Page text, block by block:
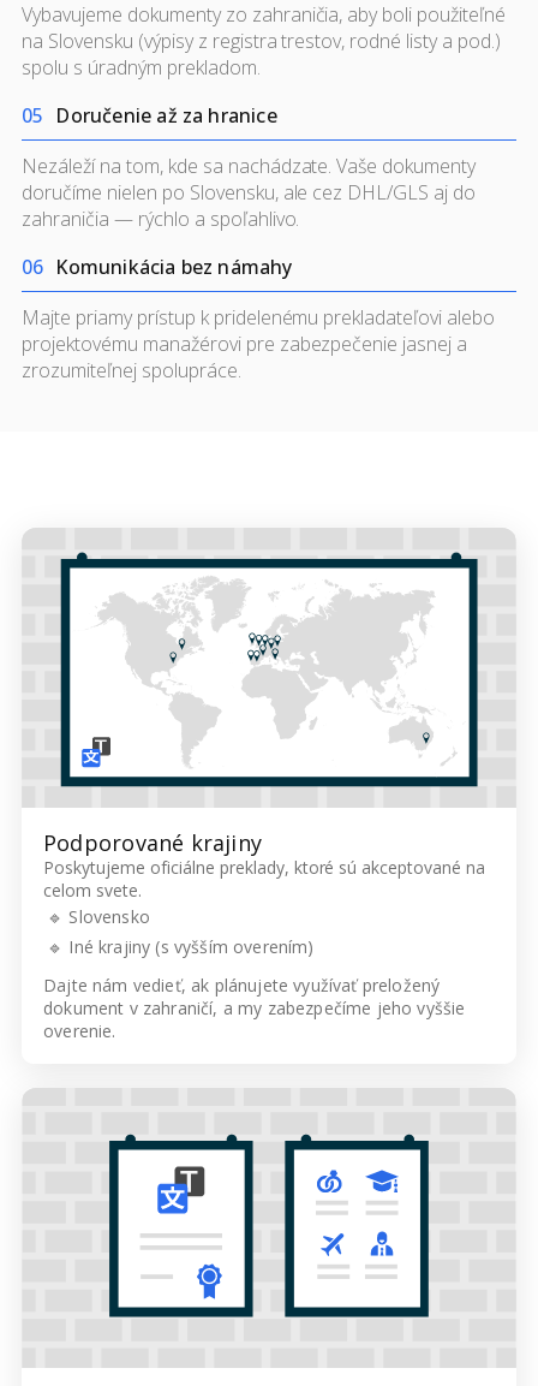
Vybavujeme dokumenty zo zahraničia, aby boli použiteľné
na Slovensku (výpisy z registra trestov, rodné listy a pod.)
spolu s úradným prekladom.
05 Doručenie až za hranice
Nezáleží na tom, kde sa nachádzate. Vaše dokumenty
doručíme nielen po Slovensku, ale cez DHL/GLS aj do
zahraničia — rýchlo a spoľahlivo.
06 Komunikácia bez námahy
Majte priamy prístup k pridelenému prekladateľovi alebo
projektovému manažérovi pre zabezpečenie jasnej a
zrozumiteľnej spolupráce.
Podporované krajiny
Poskytujeme oficiálne preklady, ktoré sú akceptované na
celom svete.
🔹 Slovensko
🔹 Iné krajiny (s vyšším overením)
Dajte nám vedieť, ak plánujete využívať preložený
dokument v zahraničí, a my zabezpečíme jeho vyššie
overenie.